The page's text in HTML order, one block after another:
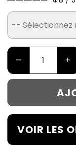
– +
VOIR LES